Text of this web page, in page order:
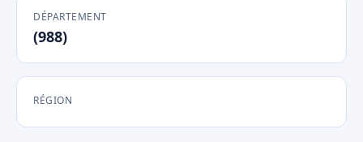
DÉPARTEMENT
(988)
RÉGION